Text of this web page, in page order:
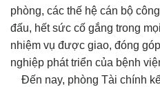
phòng, các thế hệ cán bộ
đấu, hết sức cố gắng trong
nhiệm vụ được giao, đóng
nghiệp phát triển của bệnh
Đến nay, phòng Tài chính